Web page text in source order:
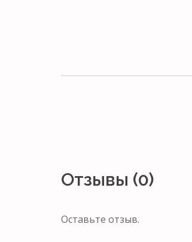
Отзывы (0)
Оставьте отзыв.